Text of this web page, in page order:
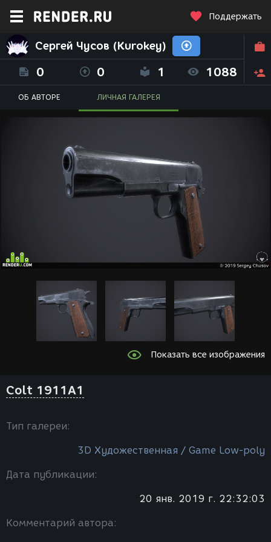
Поддержать
Сергей Чусов (Kurokey)
0 0 1 1088
ОБ АВТОРЕ ЛИЧНАЯ ГАЛЕРЕЯ
Показать все изображения
Colt 1911A1
Тип галереи:
3D Художественная / Game Low-poly
Дата публикации:
20 янв. 2019 г. 22:32:03
Комментарий автора: